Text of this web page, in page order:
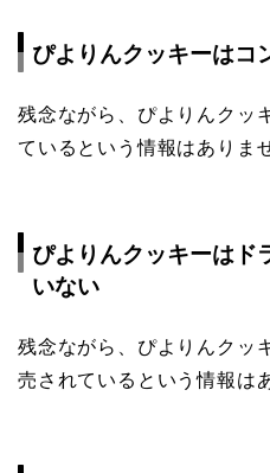
ぴよりんクッキーはコ
残念ながら、ぴよりんクッ
ているという情報はありま
ぴよりんクッキーはド
いない
残念ながら、ぴよりんクッ
売されているという情報は